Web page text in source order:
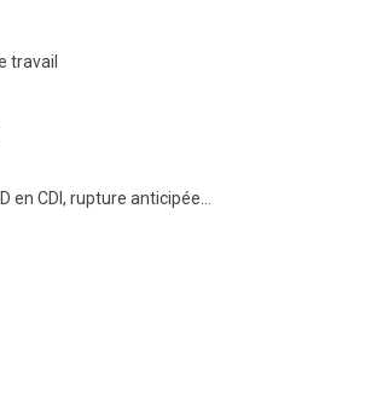
travail
en CDI, rupture anticipée…